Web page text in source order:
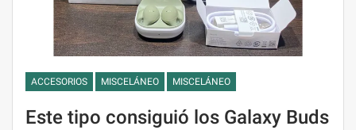
ACCESORIOS MISCELÁNEO MISCELÁNEO
Este tipo consiguió los Galaxy Buds